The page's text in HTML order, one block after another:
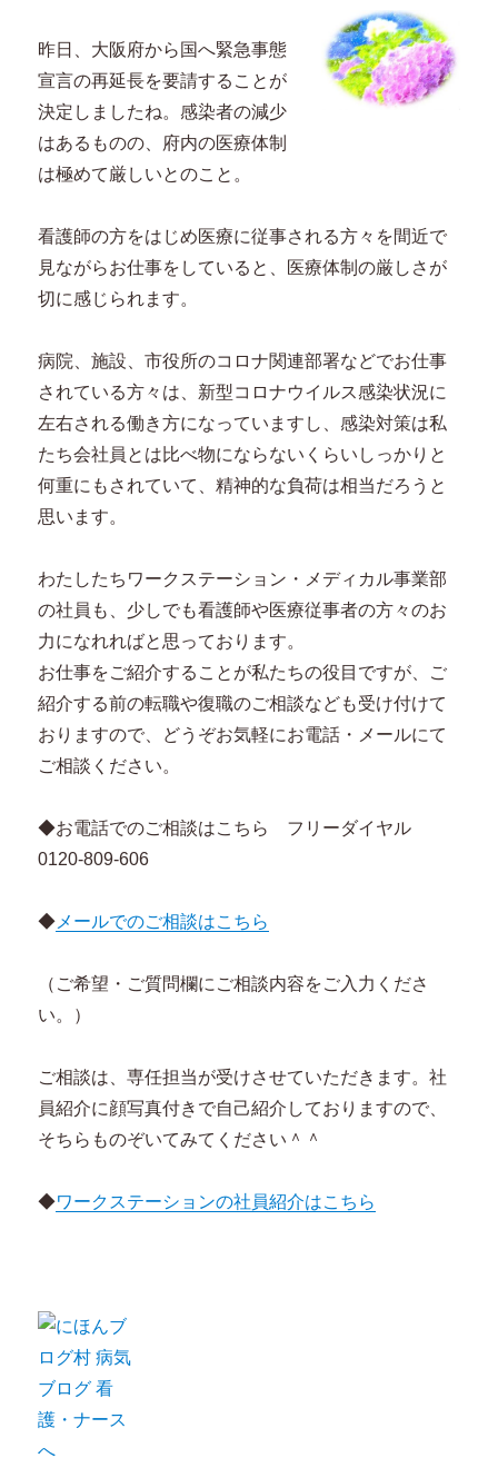
昨日、大阪府から国へ緊急事態
宣言の再延長を要請することが
決定しましたね。感染者の減少
はあるものの、府内の医療体制
は極めて厳しいとのこと。
看護師の方をはじめ医療に従事される方々を間近で
見ながらお仕事をしていると、医療体制の厳しさが
切に感じられます。
病院、施設、市役所のコロナ関連部署などでお仕事
されている方々は、新型コロナウイルス感染状況に
左右される働き方になっていますし、感染対策は私
たち会社員とは比べ物にならないくらいしっかりと
何重にもされていて、精神的な負荷は相当だろうと
思います。
わたしたちワークステーション・メディカル事業部
の社員も、少しでも看護師や医療従事者の方々のお
力になれればと思っております。
お仕事をご紹介することが私たちの役目ですが、ご
紹介する前の転職や復職のご相談なども受け付けて
おりますので、どうぞお気軽にお電話・メールにて
ご相談ください。
◆お電話でのご相談はこちら フリーダイヤル
0120-809-606
◆ メールでのご相談はこちら
（ご希望・ご質問欄にご相談内容をご入力くださ
い。）
ご相談は、専任担当が受けさせていただきます。社
員紹介に顔写真付きで自己紹介しておりますので、
そちらものぞいてみてください＾＾
◆ワークステーションの社員紹介はこちら